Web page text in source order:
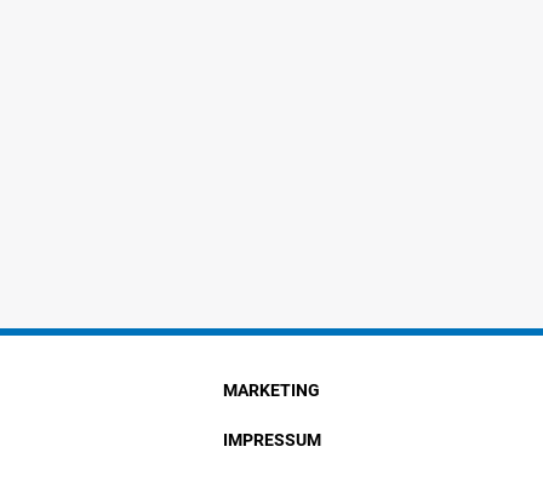
MARKETING
IMPRESSUM